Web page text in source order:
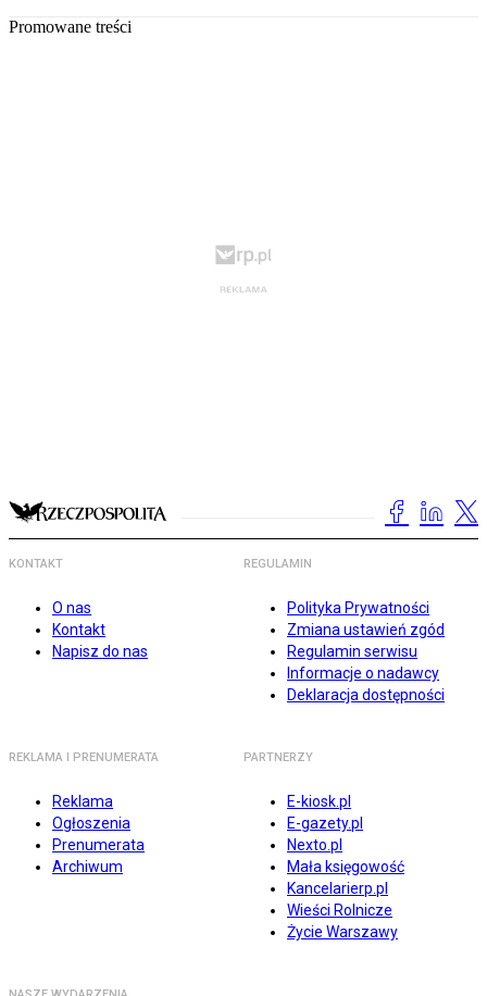
Promowane treści
KONTAKT
O nas
Kontakt
Napisz do nas
REGULAMIN
Polityka Prywatności
Zmiana ustawień zgód
Regulamin serwisu
Informacje o nadawcy
Deklaracja dostępności
REKLAMA I PRENUMERATA
Reklama
Ogłoszenia
Prenumerata
Archiwum
PARTNERZY
E-kiosk.pl
E-gazety.pl
Nexto.pl
Mała księgowość
Kancelarierp.pl
Wieści Rolnicze
Życie Warszawy